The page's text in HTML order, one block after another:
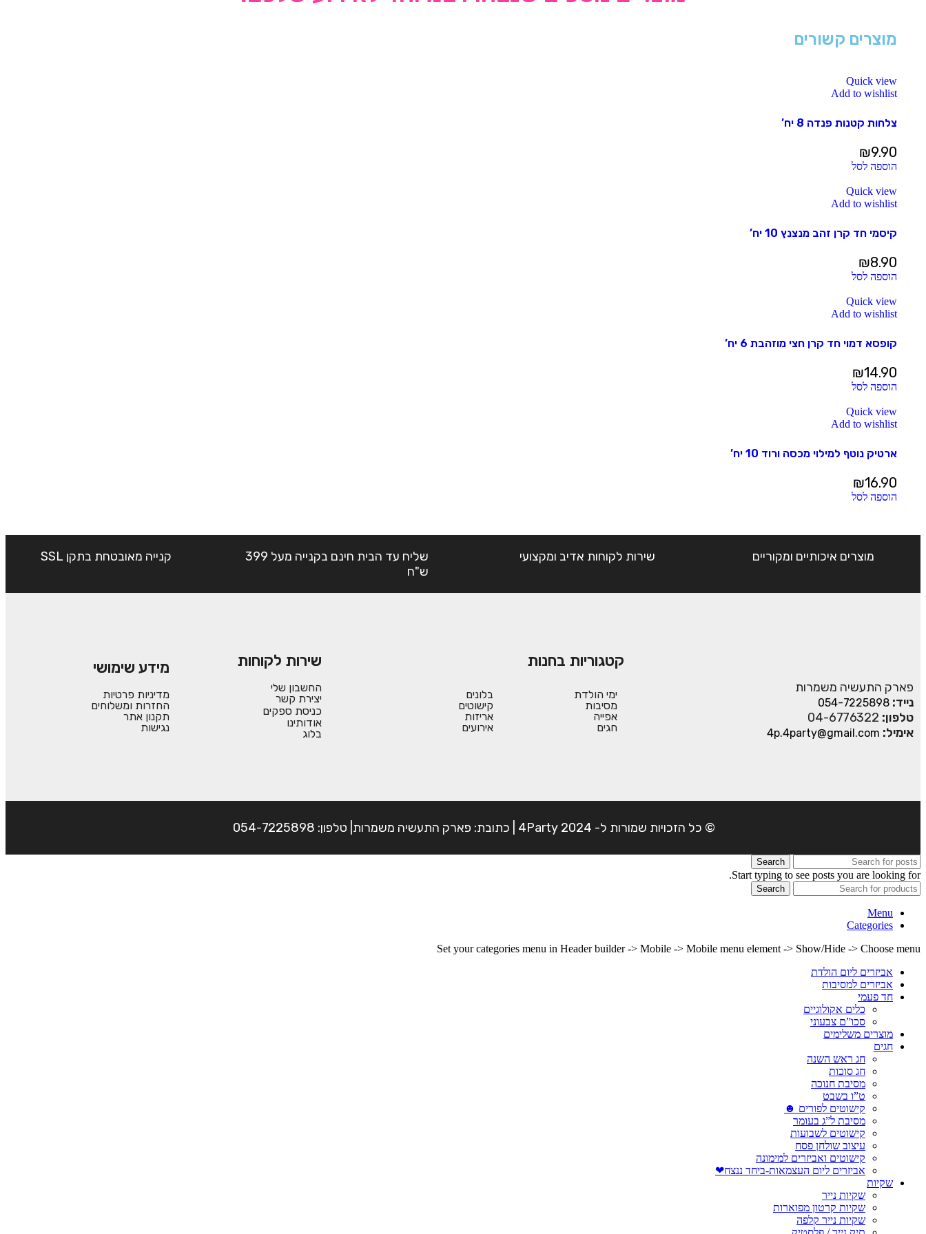
מוצרים קשורים
Quick view
Add to wishlist
צלחות קטנות פנדה 8 יח’
₪9.90
הוספה לסל
Quick view
Add to wishlist
קיסמי חד קרן זהב מנצנץ 10 יח’
₪8.90
הוספה לסל
Quick view
Add to wishlist
קופסא דמוי חד קרן חצי מוזהבת 6 יח’
₪14.90
הוספה לסל
Quick view
Add to wishlist
ארטיק נוטף למילוי מכסה ורוד 10 יח’
₪16.90
הוספה לסל
מוצרים איכותיים ומקוריים שירות לקוחות אדיב ומקצועי
שליח עד הבית חינם בקנייה מעל 399
ש"ח
קנייה מאובטחת בתקן SSL
פארק התעשיה משמרות
נייד: 054-7225898
טלפון: 04-6776322
אימיל: 4p.4party@gmail.com
קטגוריות בחנות
ימי הולדת
מסיבות
אפייה
חגים
בלונים
קישוטים
אריזות
אירועים
שירות לקוחות
החשבון שלי
יצירת קשר
כניסת ספקים
אודותינו
בלוג
מידע שימושי
מדיניות פרטיות
החזרות ומשלוחים
תקנון אתר
נגישות
© כל הזכויות שמורות ל- 4Party 2024 | כתובת: פארק התעשיה משמרות| טלפון: 054-7225898
Search
Start typing to see posts you are looking for.
Search
Menu
Categories
Set your categories menu in Header builder -> Mobile -> Mobile menu element -> Show/Hide -> Choose menu
אביזרים ליום הולדת
אביזרים למסיבות
חד פעמי
כלים אקולוגיים
סכו”ם צבעוני
מוצרים משלימים
חגים
חג ראש השנה
חג סוכות
מסיבת חנוכה
ט”ו בשבט
קישוטים לפורים ☻
מסיבת ל”ג בעומר
קישוטים לשבועות
עיצוב שולחן פסח
קישוטים ואביזרים למימונה
אביזרים ליום העצמאות-ביחד ננצח❤
שקיות
שקיות נייר
שקיות קרטון מפוארות
שקיות נייר קלפה